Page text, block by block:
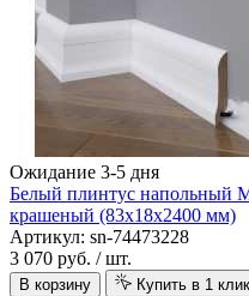
Ожидание 3-5 дня
Белый плинтус напольный
крашеный (83х18х2400 мм)
Артикул: sn-74473228
3 070 руб. / шт.
В корзину Купить в 1 клик